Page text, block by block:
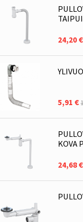
24,20 €
5,91 €
KOVA
24,68 €